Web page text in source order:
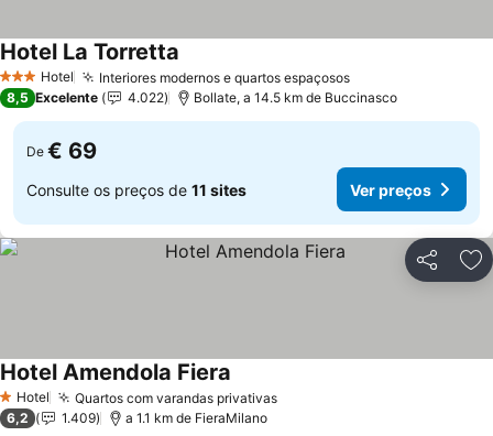
3 EstrelasHotel Interiores modernos e quartos espaçosos
Hotel La Torretta
8,5 Excelente 4.022 Bollate, a 14.5 km de Buccinasco
De € 69
Consulte os preços de 11 sites Ver preços
Partilhar
1 Estrelas
Hotel Quartos com varandas privativas
Hotel Amendola Fiera
6,2 1.409 a 1.1 km de FieraMilano